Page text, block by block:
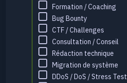
Formation / Coaching
Bug Bounty
CTF / Challenges
Consultation / Conseil
Rédaction technique
Migration de système
DDoS / DoS / Stress Test